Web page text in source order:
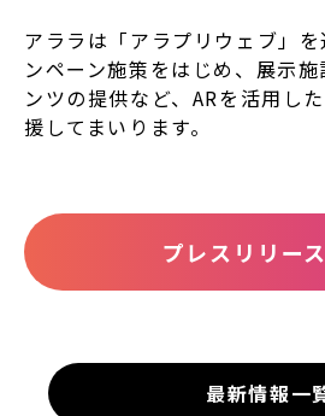
アララは「アラプリウェブ」
ンペーン施策をはじめ、展示
ンツの提供など、ARを活用し
援してまいります。
プレスリリー
最新情報一